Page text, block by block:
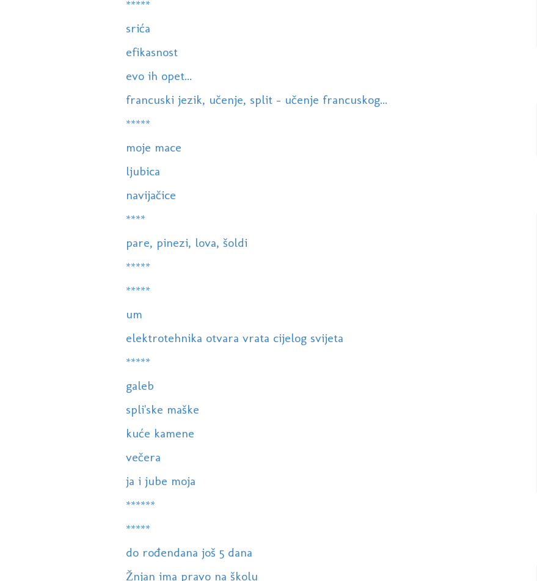
*****
srića
efikasnost
evo ih opet...
francuski jezik, učenje, split - učenje francuskog...
*****
moje mace
ljubica
navijačice
****
pare, pinezi, lova, šoldi
*****
*****
um
elektrotehnika otvara vrata cijelog svijeta
*****
galeb
spli'ske maške
kuće kamene
večera
ja i jube moja
******
*****
do rođendana još 5 dana
Žnjan ima pravo na školu